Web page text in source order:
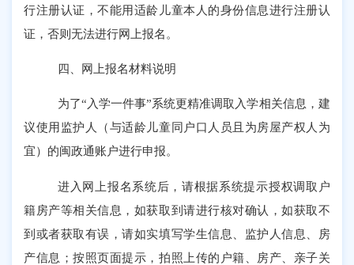
行注册认证，不能用适龄儿童本人的身份信息进行注册认
证，否则无法进行网上报名。
四、网上报名材料说明
为了“入学一件事”系统更精准调取入学相关信息，建
议使用监护人（与适龄儿童同户口人员且为房屋产权人为
宜）的闽政通账户进行申报。
进入网上报名系统后，请根据系统提示授权调取户
籍房产等相关信息，如获取到请进行核对确认，如获取不
到或者获取有误，请如实填写学生信息、监护人信息、房
产信息；按照页面提示，拍照上传的户籍、房产、亲子关